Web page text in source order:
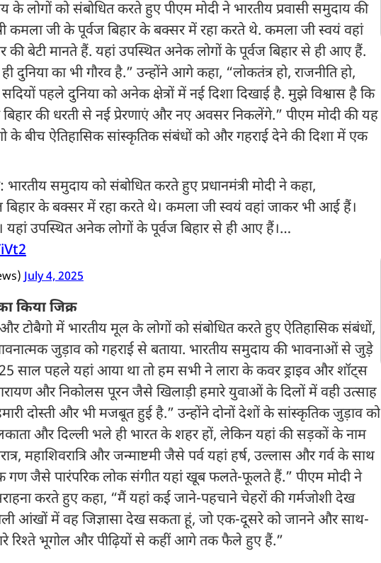
के लोगों को संबोधित करते हुए पीएम मोदी ने भारतीय प्रवासी समुदाय की
कमला जी के पूर्वज बिहार के बक्सर में रहा करते थे. कमला जी स्वयं वहां
की बेटी मानते हैं. यहां उपस्थित अनेक लोगों के पूर्वज बिहार से ही आए हैं.
दुनिया का भी गौरव है.” उन्होंने आगे कहा, “लोकतंत्र हो, राजनीति हो,
सदियों पहले दुनिया को अनेक क्षेत्रों में नई दिशा दिखाई है. मुझे विश्वास है कि
की धरती से नई प्रेरणाएं और नए अवसर निकलेंगे.” पीएम मोदी की यह
के बीच ऐतिहासिक सांस्कृतिक संबंधों को और गहराई देने की दिशा में एक
भारतीय समुदाय को संबोधित करते हुए प्रधानमंत्री मोदी ने कहा,
बिहार के बक्सर में रहा करते थे। कमला जी स्वयं वहां जाकर भी आई हैं।
यहां उपस्थित अनेक लोगों के पूर्वज बिहार से ही आए हैं।…
July 4, 2025
किया जिक्र
और टोबैगो में भारतीय मूल के लोगों को संबोधित करते हुए ऐतिहासिक संबंधों,
जुड़ाव को गहराई से बताया. भारतीय समुदाय की भावनाओं से जुड़े
साल पहले यहां आया था तो हम सभी ने लारा के कवर ड्राइव और शॉट्स
और निकोलस पूरन जैसे खिलाड़ी हमारे युवाओं के दिलों में वही उत्साह
दोस्ती और भी मजबूत हुई है.” उन्होंने दोनों देशों के सांस्कृतिक जुड़ाव को
और दिल्ली भले ही भारत के शहर हों, लेकिन यहां की सड़कों के नाम
महाशिवरात्रि और जन्माष्टमी जैसे पर्व यहां हर्ष, उल्लास और गर्व के साथ
गण जैसे पारंपरिक लोक संगीत यहां खूब फलते-फूलते हैं.” पीएम मोदी ने
करते हुए कहा, “मैं यहां कई जाने-पहचाने चेहरों की गर्मजोशी देख
आंखों में वह जिज्ञासा देख सकता हूं, जो एक-दूसरे को जानने और साथ-
रिश्ते भूगोल और पीढ़ियों से कहीं आगे तक फैले हुए हैं.”